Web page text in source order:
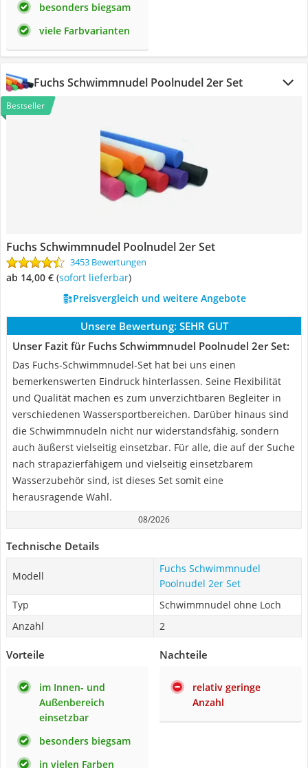
besonders biegsam
viele Farbvarianten
Fuchs Schwimmnudel Poolnudel 2er Set
Bestseller
Fuchs Schwimmnudel Poolnudel 2er Set
3453 Bewertungen
ab 14,00 € ( Sofort lieferbar)
Preisvergleich und weitere Angebote
Unsere Bewertung: SEHR GUT
Unser Fazit für Fuchs Schwimmnudel Poolnudel 2er Set:
Das Fuchs-Schwimmnudel-Set hat bei uns einen
bemerkenswerten Eindruck hinterlassen. Seine Flexibilität
und Qualität machen es zum unverzichtbaren Begleiter in
verschiedenen Wassersportbereichen. Darüber hinaus sind
die Schwimmnudeln nicht nur widerstandsfähig, sondern
auch äußerst vielseitig einsetzbar. Für alle, die auf der Suche
nach strapazierfähigem und vielseitig einsetzbarem
Wasserzubehör sind, ist dieses Set somit eine
herausragende Wahl.
08/2026
Technische Details
Modell
Fuchs Schwimmnudel
Poolnudel 2er Set
Typ
Schwimmnudel ohne Loch
Anzahl
2
Vorteile
im Innen- und
Außenbereich
einsetzbar
besonders biegsam
in vielen Farben
Nachteile
relativ geringe
Anzahl